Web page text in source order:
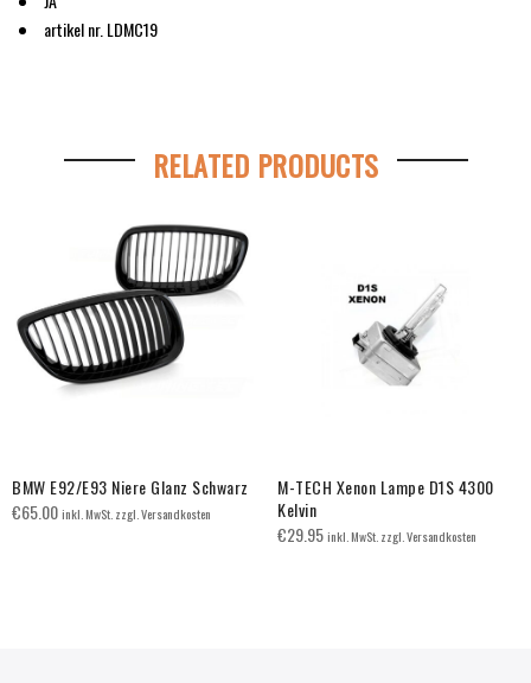
artikel nr. LDMC19
RELATED PRODUCTS
BMW E92/E93 Niere Glanz Schwarz
€65.00inkl. MwSt. zzgl. Versandkosten
M-TECH Xenon Lampe D1S 4300
Kelvin
€29.95inkl. MwSt. zzgl. Versandkosten